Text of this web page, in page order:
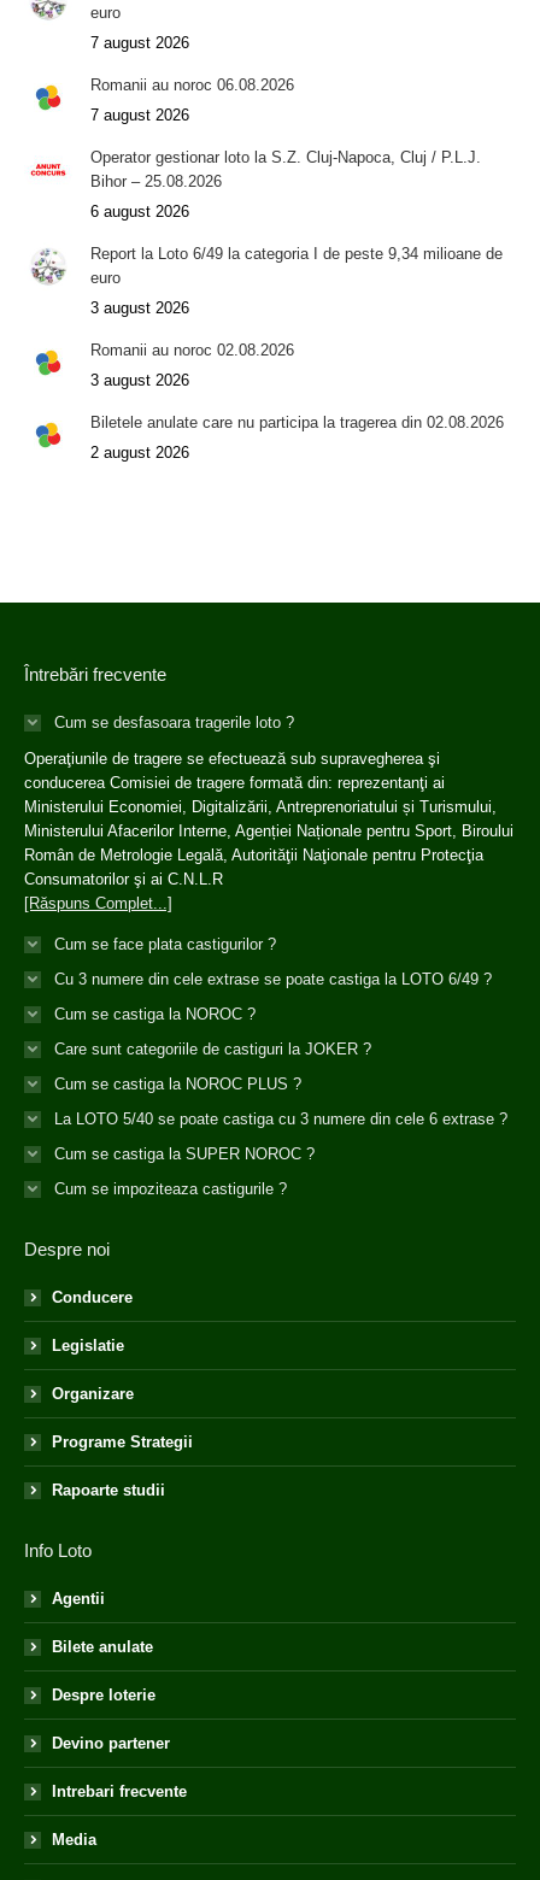
euro
7 august 2026
Romanii au noroc 06.08.2026
7 august 2026
Operator gestionar loto la S.Z. Cluj-Napoca, Cluj / P.L.J.
Bihor – 25.08.2026
6 august 2026
Report la Loto 6/49 la categoria I de peste 9,34 milioane de
euro
3 august 2026
Romanii au noroc 02.08.2026
3 august 2026
Biletele anulate care nu participa la tragerea din 02.08.2026
2 august 2026
Întrebări frecvente
Cum se desfasoara tragerile loto ?
Operaţiunile de tragere se efectuează sub supravegherea şi
conducerea Comisiei de tragere formată din: reprezentanţi ai
Ministerului Economiei, Digitalizării, Antreprenoriatului și Turismului,
Ministerului Afacerilor Interne, Agenției Naționale pentru Sport, Biroului
Român de Metrologie Legală, Autorităţii Naţionale pentru Protecţia
Consumatorilor şi ai C.N.L.R
[Răspuns Complet...]
Cum se face plata castigurilor ?
Cu 3 numere din cele extrase se poate castiga la LOTO 6/49 ?
Cum se castiga la NOROC ?
Care sunt categoriile de castiguri la JOKER ?
Cum se castiga la NOROC PLUS ?
La LOTO 5/40 se poate castiga cu 3 numere din cele 6 extrase ?
Cum se castiga la SUPER NOROC ?
Cum se impoziteaza castigurile ?
Despre noi
Conducere
Legislatie
Organizare
Programe Strategii
Rapoarte studii
Info Loto
Agentii
Bilete anulate
Despre loterie
Devino partener
Intrebari frecvente
Media